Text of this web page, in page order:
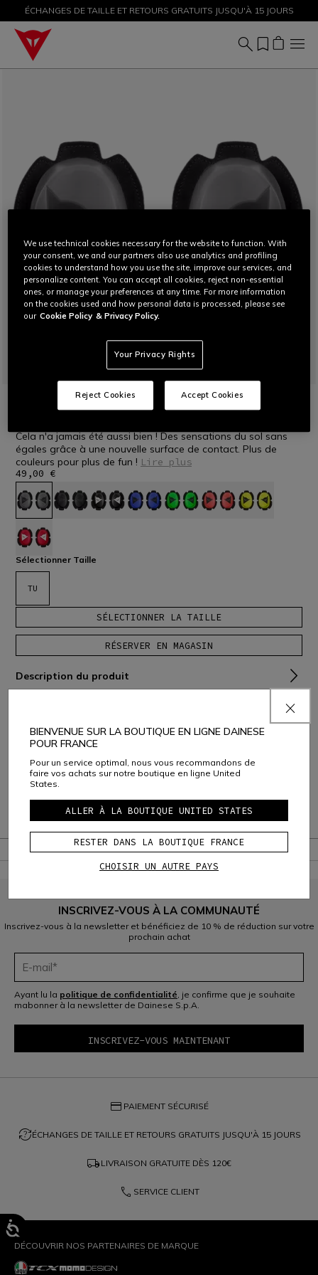
PROMOTIONS JUSQU'À-50 % – ACHETEZ MAINTENANT
ÉCHANGES DE TAILLE ET RETOURS GRATUITS JUSQU'À 15 JOURS
MOTO GENOUX
Cela n'a jamais été aussi bien ! Des sensations du sol sans
égales grâce à une nouvelle surface de contact. Plus de
couleurs pour plus de fun ! Lire plus
49,00 €
sélectionné
Sélectionner Taille
TU
SÉLECTIONNER LA TAILLE
RÉSERVER EN MAGASIN
Description du produit
Qualités ou caractéristiques environnementales
Livraison et Retours
Service Client
Garantie
INSCRIVEZ-VOUS À LA COMMUNAUTÉ
Inscrivez-vous à la newsletter et bénéficiez de 10 % de réduction sur votre
prochain achat
Ayant lu la politique de confidentialité , je confirme que je souhaite
mabonner à la newsletter de Dainese S.p.A.
credit_card PAIEMENT SÉCURISÉ
question_exchangeÉCHANGES DE TAILLE ET RETOURS GRATUITS JUSQU'À 15 JOURS
local_shipping LIVRAISON GRATUITE DÈS 120€
phone SERVICE CLIENT
DÉCOUVRIR NOS PARTENAIRES DE MARQUE
BIENVENUE SUR LA BOUTIQUE EN LIGNE DAINESE
POUR FRANCE
Pour un service optimal, nous vous recommandons de
faire vos achats sur notre boutique en ligne United
States.
ALLER À LA BOUTIQUE UNITED STATES
RESTER DANS LA BOUTIQUE FRANCE
CHOISIR UN AUTRE PAYS
We use technical cookies necessary for the website to function. With
your consent, we and our partners also use analytics and profiling
cookies to understand how you use the site, improve our services, and
personalize content. You can accept all cookies, reject non-essential
ones, or manage your preferences at any time. For more information
on the cookies used and how personal data is processed, please see
our Cookie Policy & Privacy Policy.
Your Privacy Rights
Reject Cookies Accept Cookies